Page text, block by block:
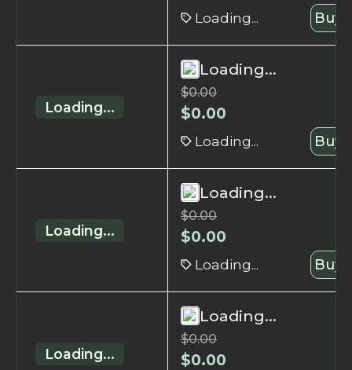
Loading... Buy
Loading...
Loading...
$0.00
$0.00
Loading... Buy
Loading...
Loading...
$0.00
$0.00
Loading... Buy
Loading...
Loading...
$0.00
$0.00